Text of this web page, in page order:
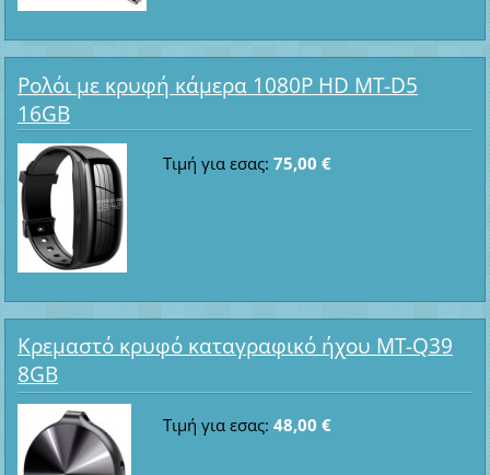
Ρολόι με κρυφή κάμερα 1080P HD MT-D5
16GB
Τιμή για εσας: 75,00 €
Κρεμαστό κρυφό καταγραφικό ήχου MT-Q39
8GB
Τιμή για εσας: 48,00 €